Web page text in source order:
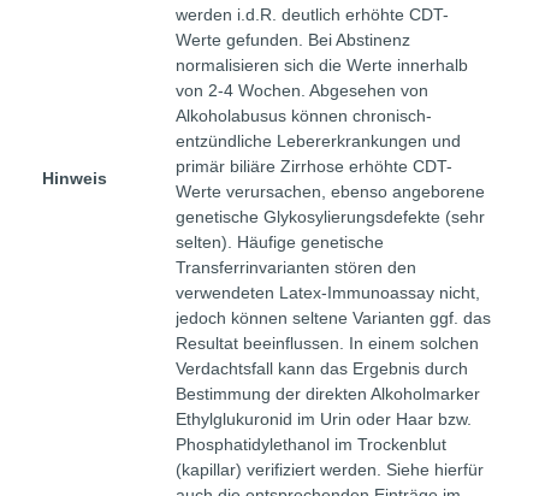
Hinweis
werden i.d.R. deutlich erhöhte CDT-
Werte gefunden. Bei Abstinenz
normalisieren sich die Werte innerhalb
von 2-4 Wochen. Abgesehen von
Alkoholabusus können chronisch-
entzündliche Lebererkrankungen und
primär biliäre Zirrhose erhöhte CDT-
Werte verursachen, ebenso angeborene
genetische Glykosylierungsdefekte (sehr
selten). Häufige genetische
Transferrinvarianten stören den
verwendeten Latex-Immunoassay nicht,
jedoch können seltene Varianten ggf. das
Resultat beeinflussen. In einem solchen
Verdachtsfall kann das Ergebnis durch
Bestimmung der direkten Alkoholmarker
Ethylglukuronid im Urin oder Haar bzw.
Phosphatidylethanol im Trockenblut
(kapillar) verifiziert werden. Siehe hierfür